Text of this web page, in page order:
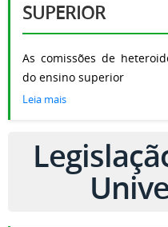
SUPERIOR
As comissões de
do ensino superior
Leia mais